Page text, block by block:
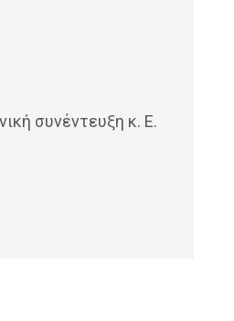
συνέντευξη κ. Ε.